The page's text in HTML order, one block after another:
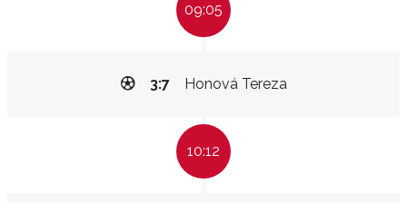
09:05
Honová Tereza
3:7
10:12